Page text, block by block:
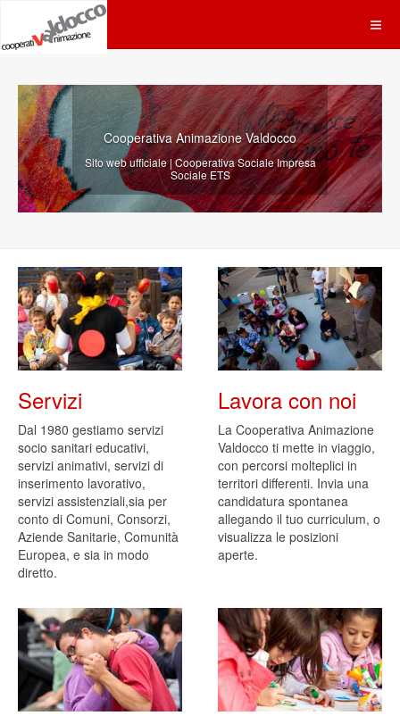
Cooperativa Animazione Valdocco
Sito web ufficiale | Cooperativa Sociale Impresa
Sociale ETS
Servizi
Dal 1980 gestiamo servizi
socio sanitari educativi,
servizi animativi, servizi di
inserimento lavorativo,
servizi assistenziali,sia per
conto di Comuni, Consorzi,
Aziende Sanitarie, Comunità
Europea, e sia in modo
diretto.
Lavora con noi
La Cooperativa Animazione
Valdocco ti mette in viaggio,
con percorsi molteplici in
territori differenti. Invia una
candidatura spontanea
allegando il tuo curriculum, o
visualizza le posizioni
aperte.